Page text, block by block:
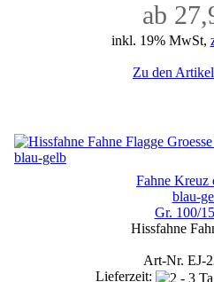
ab
inkl. 19% MwSt,
Zu den
Fahne Kreuz
blau-
Gr. 100/
Hissfahne
Art-Nr. EJ-
Lieferzeit: